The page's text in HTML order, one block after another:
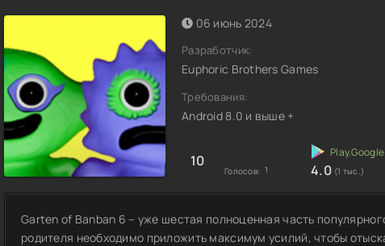
06 июнь 2024
Разработчик:
Euphoric Brothers Games
Требования:
Android 8.0 и выше +
10
Голосов: 1 4.0 (1 тыс.)
Garten of Banban 6 – уже шестая полноценная часть
родителя необходимо приложить максимум усилий, чтобы